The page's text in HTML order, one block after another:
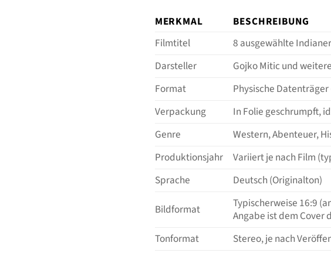
MERKMAL
BESCHREIBUNG
Filmtitel
8 ausgewählte
Darsteller
Gojko Mitic und
Format
Physische
Verpackung
In Folie geschrumpft,
Genre
Western, Abenteuer,
Produktionsjahr
Variiert je nach Film
Sprache
Deutsch (Originalton)
Bildformat
Typischerweise 16:9
Angabe ist dem Cover
Tonformat
Stereo, je nach